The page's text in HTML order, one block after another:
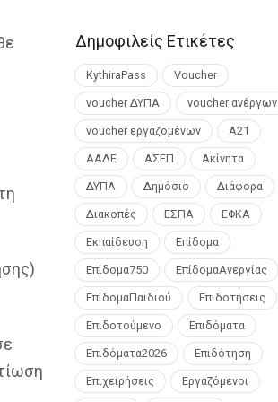
Δημοφιλείς Ετικέτες
KythiraPass Voucher
voucher ΔΥΠΑ voucher ανέργων
voucher εργαζομένων Α21
ΑΑΔΕ ΑΣΕΠ Ακίνητα
ΔΥΠΑ Δημόσιο Διάφορα
Διακοπές ΕΣΠΑ ΕΦΚΑ
Εκπαίδευση Επίδομα
Επίδομα750 ΕπίδομαΑνεργίας
ΕπίδομαΠαιδιού Επιδοτήσεις
Επιδοτούμενο Επιδόματα
Επιδόματα2026 Επιδότηση
Επιχειρήσεις Εργαζόμενοι